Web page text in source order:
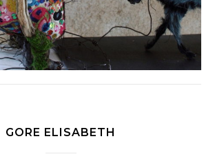
GORE ELISABETH